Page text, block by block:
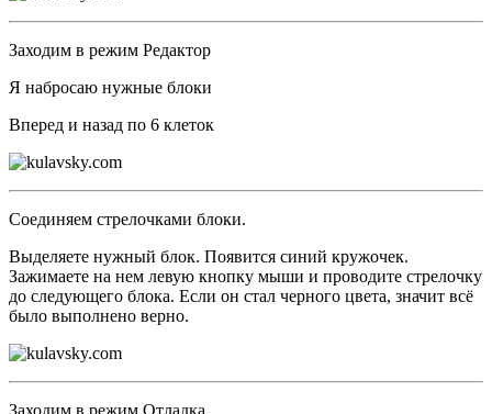
Заходим в режим Редактор
Я набросаю нужные блоки
Вперед и назад по 6 клеток
Соединяем стрелочками блоки.
Выделяете нужный блок. Появится синий кружочек.
Зажимаете на нем левую кнопку мыши и проводите стрелочку
до следующего блока. Если он стал черного цвета, значит всё
было выполнено верно.
Заходим в режим Отладка